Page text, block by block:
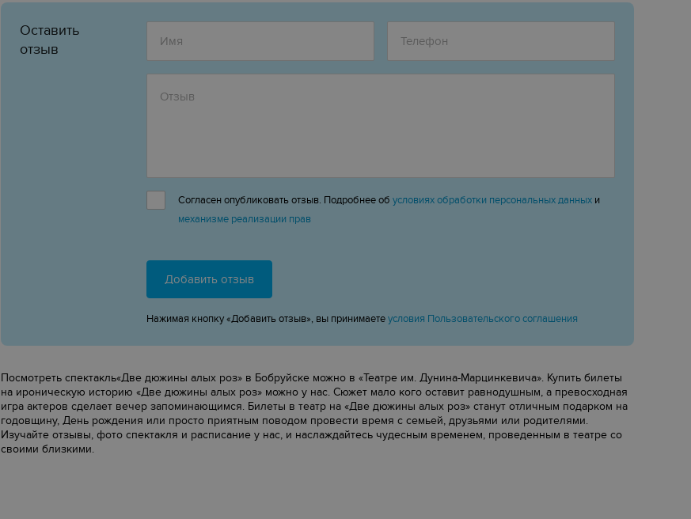
Оставить
отзыв
Согласен опубликовать отзыв. Подробнее об условиях обработки персональных данных и
механизме реализации прав
Добавить отзыв
Нажимая кнопку «Добавить отзыв», вы принимаетеусловия Пользовательского соглашения
Посмотреть спектакль«‎Две дюжины алых роз»‎ в Бобруйске можно в «‎Театре им. Дунина-Марцинкевича»‎. Купить билеты
на ироническую историю «‎Две дюжины алых роз»‎ можно у нас. Сюжет мало кого оставит равнодушным, а превосходная
игра актеров сделает вечер запоминающимся. Билеты в театр на «‎Две дюжины алых роз»‎ станут отличным подарком на
годовщину, День рождения или просто приятным поводом провести время с семьей, друзьями или родителями.
Изучайте отзывы, фото спектакля и расписание у нас, и наслаждайтесь чудесным временем, проведенным в театре со
своими близкими.